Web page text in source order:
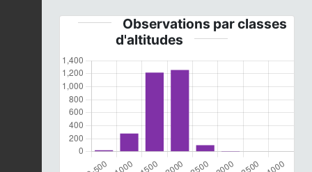
Observations par classes
d'altitudes